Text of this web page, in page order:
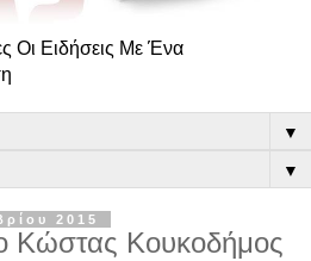
Οι Ειδήσεις Με Ένα
▼
▼
2015
Κώστας Κουκοδήμος